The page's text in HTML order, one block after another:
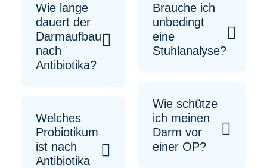
Wie lange
dauert der
Darmaufbau
nach
Antibiotika?
Welches
Probiotikum
ist nach
Antibiotika
Brauche ich
unbedingt
eine
Stuhlanalyse?
Wie schütze
ich meinen
Darm vor
einer OP?